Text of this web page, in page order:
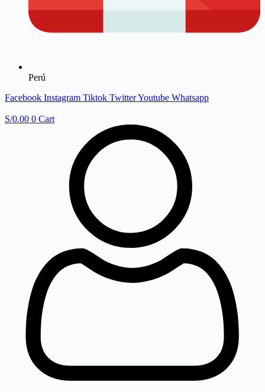
Perú
Facebook Instagram Tiktok TwitterYoutube Whatsapp
S/0.00 0 Cart